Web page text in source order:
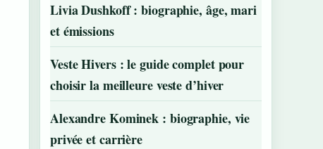
Livia Dushkoff : biographie, âge, mari
et émissions
Veste Hivers : le guide complet pour
choisir la meilleure veste d’hiver
Alexandre Kominek : biographie, vie
privée et carrière